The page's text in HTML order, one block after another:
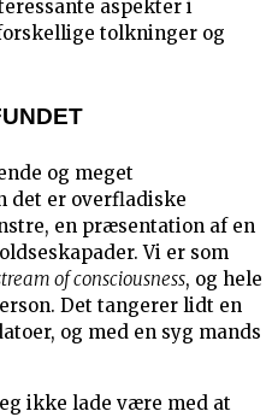
aspekter i
tolkninger og
og meget
det er overfladiske
en præsentation af en
Vi er som
of consciousness, og hele
Det tangerer lidt en
og med en syg mands
ikke lade være med at